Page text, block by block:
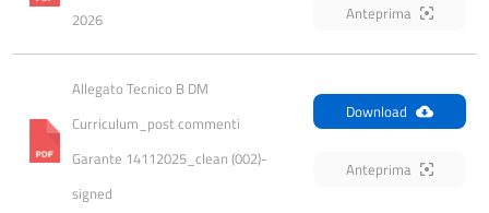
2026
Anteprima
Allegato Tecnico B DM
Curriculum_post commenti
Garante 14112025_clean (002)-
signed
Download
Anteprima